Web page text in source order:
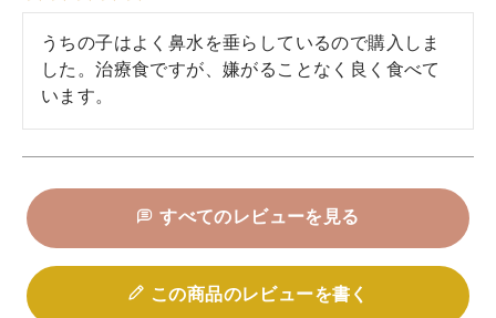
うちの子はよく鼻水を垂らしているので購入しま
した。治療食ですが、嫌がることなく良く食べて
います。
すべてのレビューを見る
この商品のレビューを書く